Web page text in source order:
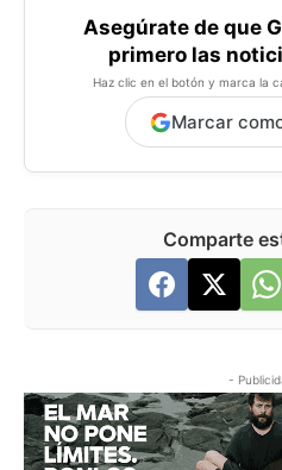
Asegúrate de que
primero las
Haz clic en el botón y marca la
Marcar
Comparte
-